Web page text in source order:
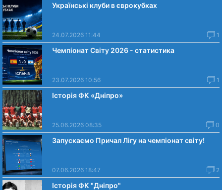
Українські клуби в єврокубках
24.07.2026 11:44 1
Чемпіонат Світу 2026 - статистика
23.07.2026 10:56 1
Історія ФК «Дніпро»
25.06.2026 08:35 0
Запускаємо Причал Лігу на чемпіонат світу!
07.06.2026 18:47 2
Історія ФК "Дніпро"